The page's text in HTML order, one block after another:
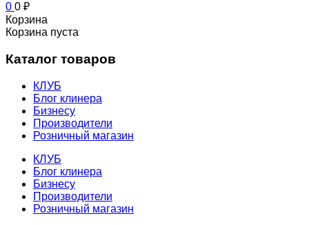
0 0 ₽
Корзина
Корзина пуста
Каталог товаров
КЛУБ
Блог клинера
Бизнесу
Производители
Розничный магазин
КЛУБ
Блог клинера
Бизнесу
Производители
Розничный магазин